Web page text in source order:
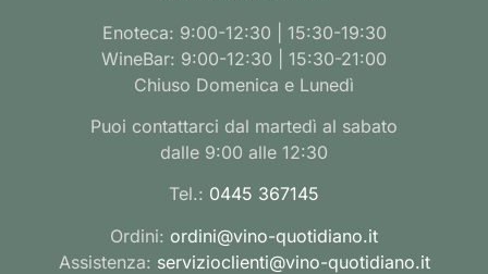
Enoteca: 9:00-12:30 | 15:30-19:30
WineBar: 9:00-12:30 | 15:30-21:00
Chiuso Domenica e Lunedì
Puoi contattarci dal martedì al sabato
dalle 9:00 alle 12:30
Tel.: 0445 367145
Ordini: ordini@vino-quotidiano.it
Assistenza: servizioclienti@vino-quotidiano.it